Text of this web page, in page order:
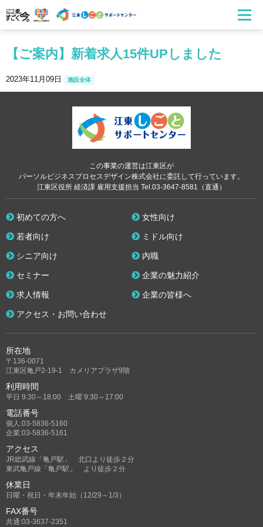
【ご案内】新着求人15件UPしました
2023年11月09日 施設全体
この事業の運営は江東区が
パーソルビジネスプロセスデザイン株式会社に委託して行っています。
江東区役所 経済課 雇用支援担当 Tel.03-3647-8581（直通）
所在地
〒136-0071
江東区亀戸2-19-1 カメリアプラザ9階
利用時間
平日 9:30～18:00 土曜 9:30～17:00
電話番号
個人:03-5836-5160
企業:03-5836-5161
アクセス
JR総武線「亀戸駅」 北口より徒歩２分
東武亀戸線「亀戸駅」 より徒歩２分
休業日
日曜・祝日・年末年始（12/29～1/3）
FAX番号
共通:03-3637-2351
初めての方へ 女性向け
若者向け ミドル向け
シニア向け 内職
セミナー 企業の魅力紹介
求人情報 企業の皆様へ
アクセス・お問い合わせ